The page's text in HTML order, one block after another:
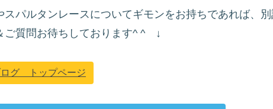
スパルタンレースについてギモンをお持ちであれば、
ご質問お待ちしております^ ^ ↓
ログ トップページ